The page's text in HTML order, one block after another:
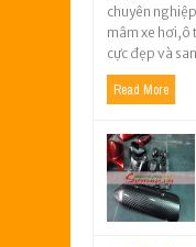
chuyên
mâm xe
cực đẹp và
Read More